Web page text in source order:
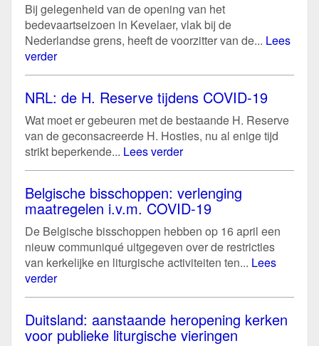
Bij gelegenheid van de opening van het
bedevaartseizoen in Kevelaer, vlak bij de
Nederlandse grens, heeft de voorzitter van de... Lees
verder
NRL: de H. Reserve tijdens COVID-19
Wat moet er gebeuren met de bestaande H. Reserve
van de geconsacreerde H. Hosties, nu al enige tijd
strikt beperkende... Lees verder
Belgische bisschoppen: verlenging
maatregelen i.v.m. COVID-19
De Belgische bisschoppen hebben op 16 april een
nieuw communiqué uitgegeven over de restricties
van kerkelijke en liturgische activiteiten ten... Lees
verder
Duitsland: aanstaande heropening kerken
voor publieke liturgische vieringen